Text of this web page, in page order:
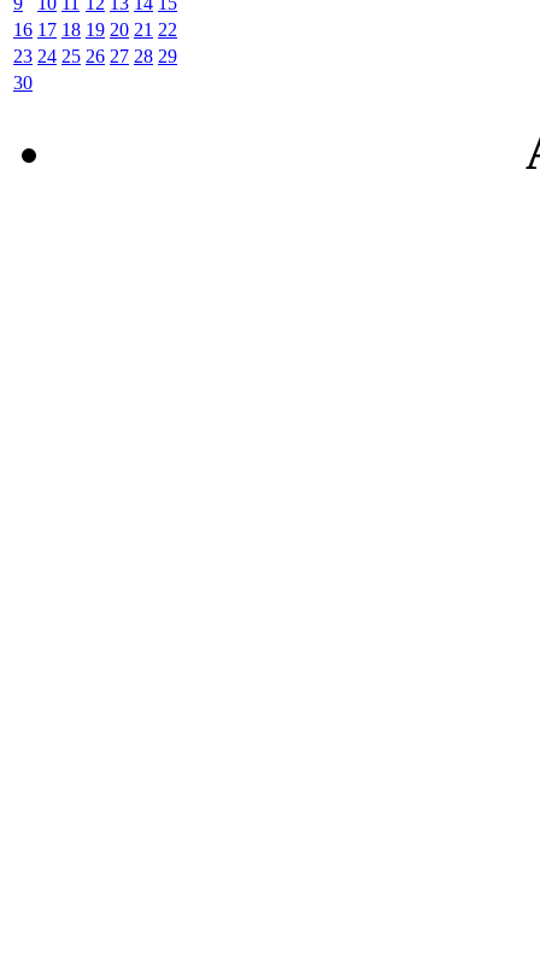
16 17 18 19 20 21 22
23 24 25 26 27 28 29
30